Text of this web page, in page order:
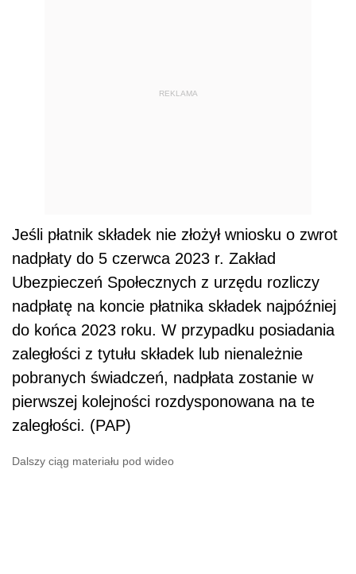
REKLAMA
Jeśli płatnik składek nie złożył wniosku o zwrot
nadpłaty do 5 czerwca 2023 r. Zakład
Ubezpieczeń Społecznych z urzędu rozliczy
nadpłatę na koncie płatnika składek najpóźniej
do końca 2023 roku. W przypadku posiadania
zaległości z tytułu składek lub nienależnie
pobranych świadczeń, nadpłata zostanie w
pierwszej kolejności rozdysponowana na te
zaległości. (PAP)
Dalszy ciąg materiału pod wideo